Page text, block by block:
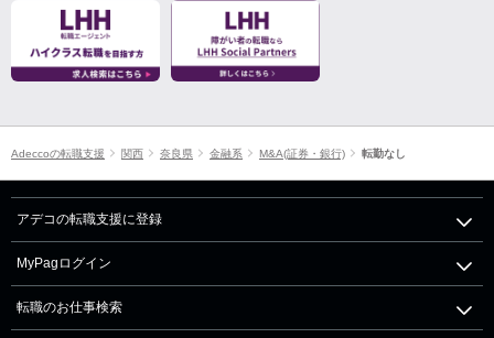
Adeccoの転職支援 関西 奈良県 金融系 M&A(証券・銀行) 転勤なし
アデコの転職支援に登録
MyPagログイン
転職のお仕事検索